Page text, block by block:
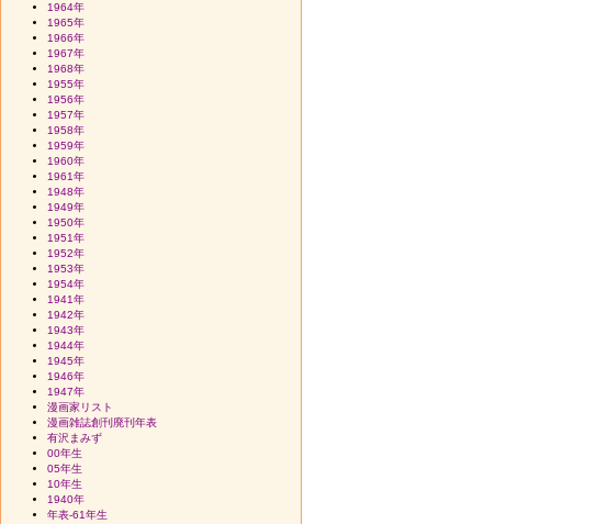
1964年
1965年
1966年
1967年
1968年
1955年
1956年
1957年
1958年
1959年
1960年
1961年
1948年
1949年
1950年
1951年
1952年
1953年
1954年
1941年
1942年
1943年
1944年
1945年
1946年
1947年
漫画家リスト
漫画雑誌創刊廃刊年表
有沢まみず
00年生
05年生
10年生
1940年
年表-61年生